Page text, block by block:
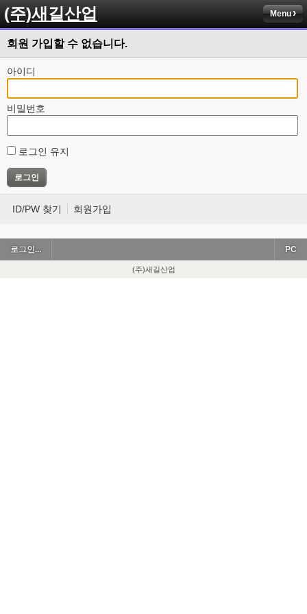
(주)새길산업 Menu
회원 가입할 수 없습니다.
아이디
비밀번호
로그인 유지
ID/PW 찾기 회원가입
로그인... PC
(주)새길산업